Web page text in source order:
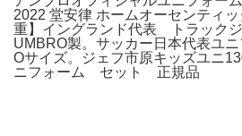
2022 堂安律 ホームオーセンティ
重】イングランド代表 トラック
UMBRO製。サッカー日本代表ユ
Oサイズ。ジェフ市原キッズユニ
ニフォーム セット 正規品